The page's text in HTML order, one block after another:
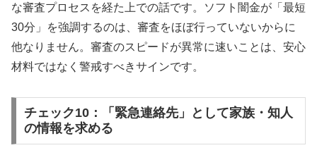
な審査プロセスを経た上での話です。ソフト闇金が「最短
30分」を強調するのは、審査をほぼ行っていないからに
他なりません。審査のスピードが異常に速いことは、安心
材料ではなく警戒すべきサインです。
チェック10：「緊急連絡先」として家族・知人
の情報を求める